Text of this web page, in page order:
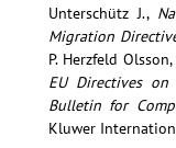
Unterschütz J.,
Migration
P. Herzfeld Olsson,
EU Directives
Bulletin for
Kluwer